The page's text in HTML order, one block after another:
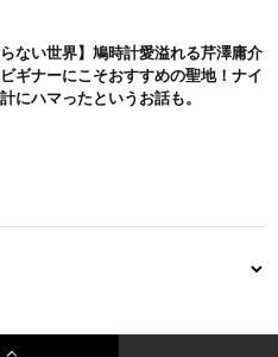
らない世界】鳩時計愛溢れる芹澤庸介
ギナーにこそおすすめの聖地！ナイ
にハマったというお話も。